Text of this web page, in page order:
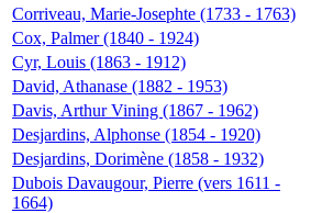
Corriveau, Marie-Josephte (1733 - 1763)
Cox, Palmer (1840 - 1924)
Cyr, Louis (1863 - 1912)
David, Athanase (1882 - 1953)
Davis, Arthur Vining (1867 - 1962)
Desjardins, Alphonse (1854 - 1920)
Desjardins, Dorimène (1858 - 1932)
Dubois Davaugour, Pierre (vers 1611 -
1664)